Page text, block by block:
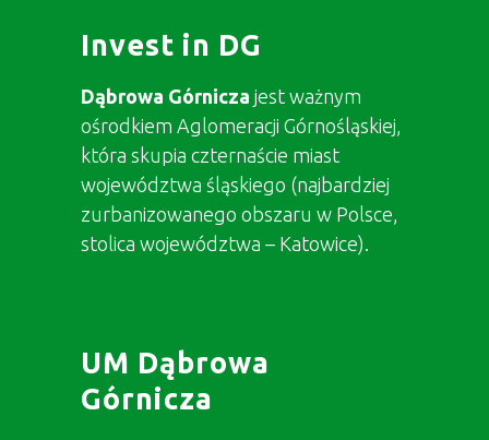
Invest in DG
Dąbrowa Górnicza jest ważnym
ośrodkiem Aglomeracji Górnośląskiej,
która skupia czternaście miast
województwa śląskiego (najbardziej
zurbanizowanego obszaru w Polsce,
stolica województwa – Katowice).
UM Dąbrowa
Górnicza